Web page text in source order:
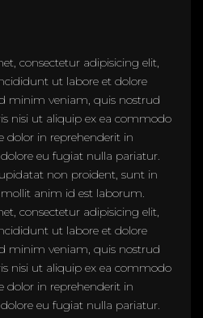
consectetur adipisicing elit,
ut labore et dolore
minim veniam, quis nostrud
nisi ut aliquip ex ea commodo
dolor in reprehenderit in
eu fugiat nulla pariatur.
non proident, sunt in
anim id est laborum.
consectetur adipisicing elit,
ut labore et dolore
minim veniam, quis nostrud
nisi ut aliquip ex ea commodo
dolor in reprehenderit in
eu fugiat nulla pariatur.